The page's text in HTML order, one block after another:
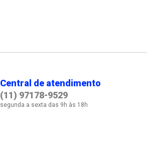
Central de atendimento
(11) 97178-9529
segunda a sexta das 9h às 18h